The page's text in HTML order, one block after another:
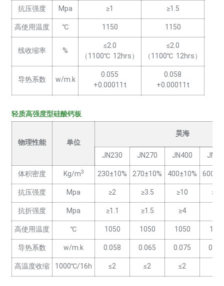
抗压强度
Mpa ≥1
≥1.5
高使用温度
℃ 1150 1150
线收缩率 %
≤2.0
（1100℃ 12hrs）
≤2.0
（1100℃ 12hrs）
导热系数 w/m.k
0.055
+0.00011t
0.058
+0.00011t
轻质高强度型硅酸钙板
物理性能 单位
昊海
JN230 JN270 JN400
体积密度
Kg/m3 230±10% 270±10% 400±10%
抗压强度
Mpa ≥2 ≥3.5 ≥10
≥17
抗折强度
Mpa ≥1.1 ≥1.5 ≥4
高使用温度
℃ 1050 1050 1050
导热系数
w/m.k 0.058 0.065 0.075
高温度收缩
1000℃/16h ≤2 ≤2 ≤2